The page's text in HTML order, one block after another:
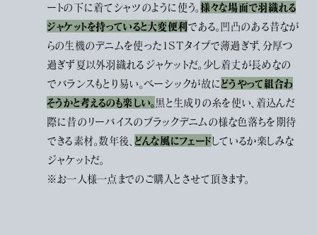
ートの下に着てシャツのように使う。 様々な場面で羽織れる
ジャケットを持っていると大変便利である。凹凸のある昔なが
らの生機のデニムを使った1STタイプで薄過ぎず、分厚つ
過ぎず夏以外羽織れるジャケットだ。少し着丈が長めなの
でバランスもとり易い。ベーシックが故にどうやって組合わ
そうかと考えるのも楽しい。黒と生成りの糸を使い、着込んだ
際に昔のリーバイスのブラックデニムの様な色落ちを期待
できる素材。数年後、 どんな風にフェードしているか楽しみな
ジャケットだ。
※お一人様一点までのご購入とさせて頂きます。